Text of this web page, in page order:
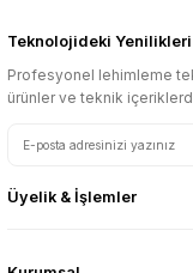
Teknolojideki Yenilikleri
Profesyonel lehimleme
ürünler ve teknik
Üyelik & İşlemler